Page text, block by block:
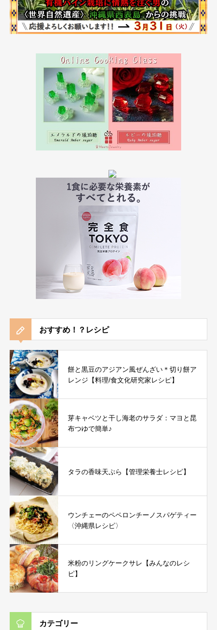
おすすめ！？レシピ
餅と黒豆のアジアン風ぜんざい＊切り餅ア
レンジ【料理/食文化研究家レシピ】
芽キャベツと干し海老のサラダ：マヨと昆
布つゆで簡単♪
タラの香味天ぷら【管理栄養士レシピ】
ウンチェーのペペロンチーノスパゲティー
〈沖縄県レシピ〉
米粉のリングケークサレ【みんなのレシ
ピ】
カテゴリー